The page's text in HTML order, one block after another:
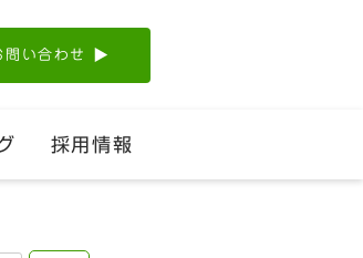
問い合わせ
採用情報